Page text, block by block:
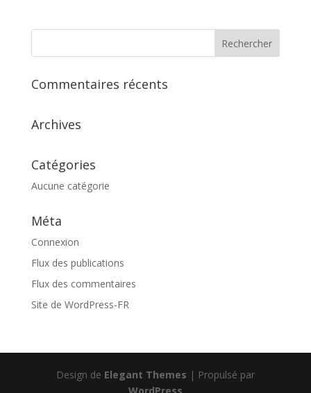
Commentaires récents
Archives
Catégories
Aucune catégorie
Méta
Connexion
Flux des publications
Flux des commentaires
Site de WordPress-FR
Design de Elegant Themes | Propulsé par